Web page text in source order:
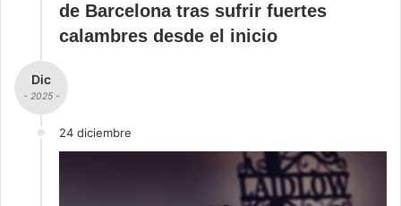
de Barcelona tras sufrir fuertes
calambres desde el inicio
Dic
- 2025 -
24 diciembre